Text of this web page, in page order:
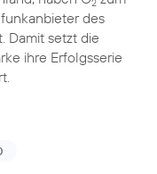
2
des
Damit setzt die
ihre Erfolgsserie